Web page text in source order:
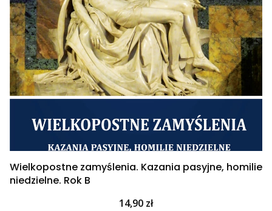
Wielkopostne zamyślenia. Kazania pasyjne, homilie
niedzielne. Rok B
Cena
14,90 zł